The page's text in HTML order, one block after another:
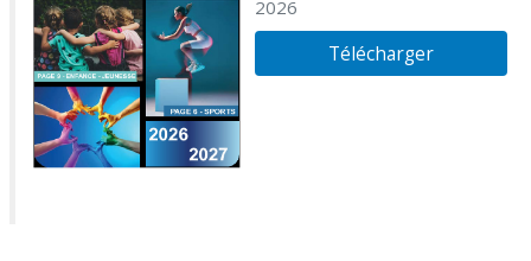
2026
Télécharger